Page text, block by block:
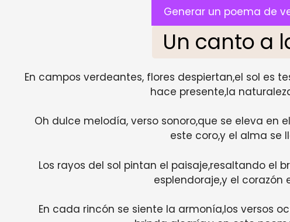
Generar un poema de
Un canto a
En campos verdeantes, flores despiertan,el sol es
hace presente,la
Oh dulce melodía, verso sonoro,que se eleva en
este coro,y el alma se
Los rayos del sol pintan el paisaje,resaltando el
esplendoraje,y el corazón
En cada rincón se siente la armonía,los versos